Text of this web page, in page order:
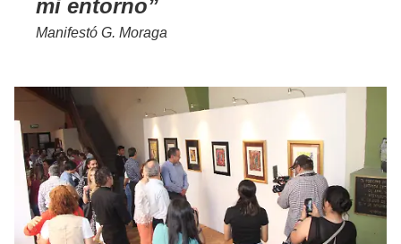
mi entorno
Manifestó G. Moraga